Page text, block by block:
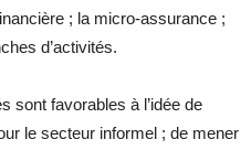
; la micro-assurance ;
d’activités.
sont favorables à l’idée de
le secteur informel ; de mener